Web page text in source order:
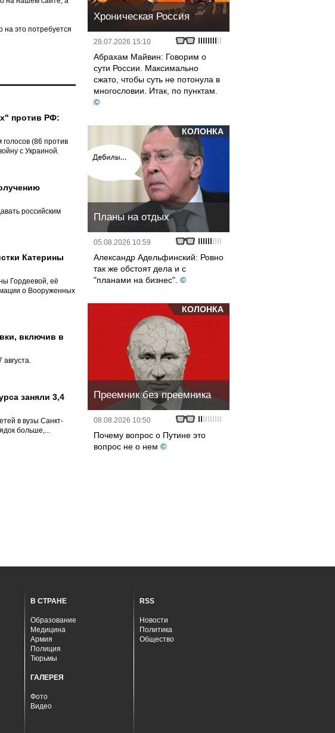
это потребуется
против РФ:
(86 против
с Украиной.
российским
Катерины
Гордеевой, её
о Вооруженных
включив в
заняли 3,4
в вузы Санкт-
больше,...
Хроническая Россия
28.07.2026 15:10
Абрахам Майвин: Говорим о
сути России. Максимально
сжато, чтобы суть не потонула в
многословии. Итак, по пунктам.
©
КОЛОНКА
Планы на отдых
05.08.2026 10:59
Александр Адельфинский: Ровно
так же обстоят дела и с
"планами на бизнес". ©
КОЛОНКА
Преемник без преемника
08.08.2026 10:50
Почему вопрос о Путине это
вопрос не о нем ©
В СТРАНЕ
Образование
Медицина
Армия
Полиция
Тюрьмы
ГАЛЕРЕЯ
Фото
Видео
RSS
Новости
Политика
Общество